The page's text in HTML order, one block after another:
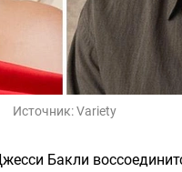
Источник:Variety
Бакли